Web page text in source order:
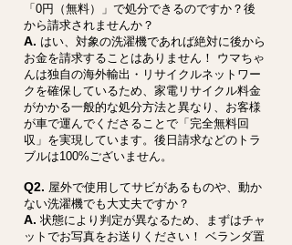
「0円（無料）」で処分できるのですか？後
から請求されませんか？
A. はい、対象の洗濯機であれば絶対に後から
お金を請求することはありません！ ウマちゃ
んは独自の海外輸出・リサイクルネットワー
クを確保しているため、家電リサイクル料金
がかかる一般的な処分方法と異なり、お客様
が車で運んでくださることで「完全無料回
収」を実現しています。後日請求などのトラ
ブルは100%ございません。
Q2. 屋外で使用してサビがあるものや、動か
ない洗濯機でも大丈夫ですか？
A. 状態により判定が異なるため、まずはチャ
ットでお写真をお送りください！ ベランダ置